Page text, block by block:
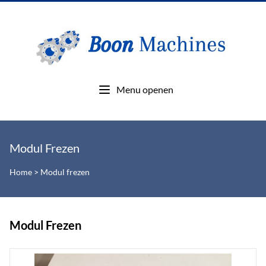
Menu openen
Modul Frezen
Home > Modul frezen
Modul Frezen